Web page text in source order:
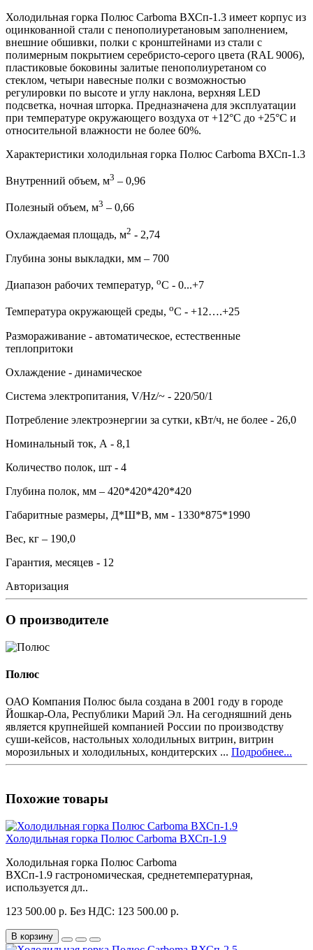
Холодильная горка Полюс Carboma ВХСп-1.3 имеет корпус из
оцинкованной стали с пенополиуретановым заполнением,
внешние обшивки, полки с кронштейнами из стали с
полимерным покрытием серебристо-серого цвета (RAL 9006),
пластиковые боковины залитые пенополиуретаном со
стеклом, четыри навесные полки с возможностью
регулировки по высоте и углу наклона, верхняя LED
подсветка, ночная шторка. Предназначена для эксплуатации
при температуре окружающего воздуха от +12°С до +25°С и
относительной влажности не более 60%.
Характеристики холодильная горка Полюс Carboma ВХСп-1.3
Внутренний объем, м3 – 0,96
Полезный объем, м3 – 0,66
Охлаждаемая площадь, м2 - 2,74
Глубина зоны выкладки, мм – 700
Диапазон рабочих температур, оC - 0...+7
Температура окружающей среды, оС - +12….+25
Размораживание - автоматическое, естественные
теплопритоки
Охлаждение - динамическое
Система электропитания, V/Hz/~ - 220/50/1
Потребление электроэнергии за сутки, кВт/ч, не более - 26,0
Номинальный ток, А - 8,1
Количество полок, шт - 4
Глубина полок, мм – 420*420*420*420
Габаритные размеры, Д*Ш*В, мм - 1330*875*1990
Вес, кг – 190,0
Гарантия, месяцев - 12
Авторизация
О производителе
Полюс
ОАО Компания Полюс была создана в 2001 году в городе
Йошкар-Ола, Республики Марий Эл. На сегодняшний день
является крупнейшей компанией России по производству
суши-кейсов, настольных холодильных витрин, витрин
морозильных и холодильных, кондитерских ... Подробнее...
Похожие товары
Холодильная горка Полюс Carboma ВХСп-1.9
Холодильная горка Полюс Carboma
ВХСп-1.9 гастрономическая, среднетемпературная,
используется дл..
123 500.00 р. Без НДС: 123 500.00 р.
В корзину